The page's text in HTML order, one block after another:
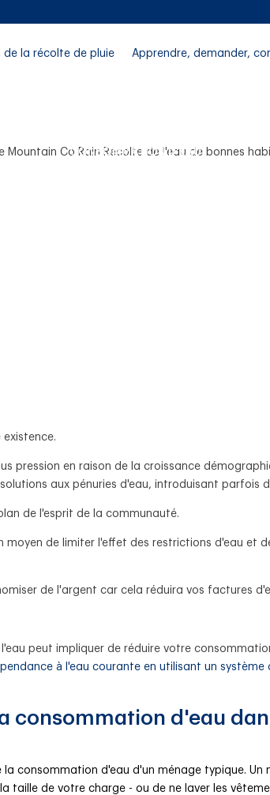
de la récolte de pluie Apprendre, demander,
CONSOMMATION D'EAU
pression en raison de la croissance
aux pénuries d'eau, introduisant parfois
de l'esprit de la communauté.
de limiter l'effet des restrictions d'eau et
de l'argent car cela réduira vos factures
peut impliquer de réduire votre
à l'eau courante en utilisant un système
consommation d'eau
la consommation d'eau d'un ménage typique.
taille de votre charge - ou de ne laver les